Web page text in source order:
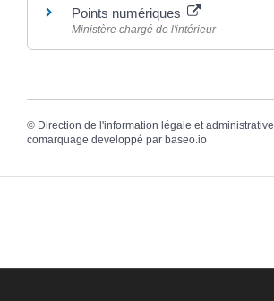
Points numériques
Ministère chargé de l'intérieur
© Direction de l'information légale et administrative
comarquage developpé par baseo.io